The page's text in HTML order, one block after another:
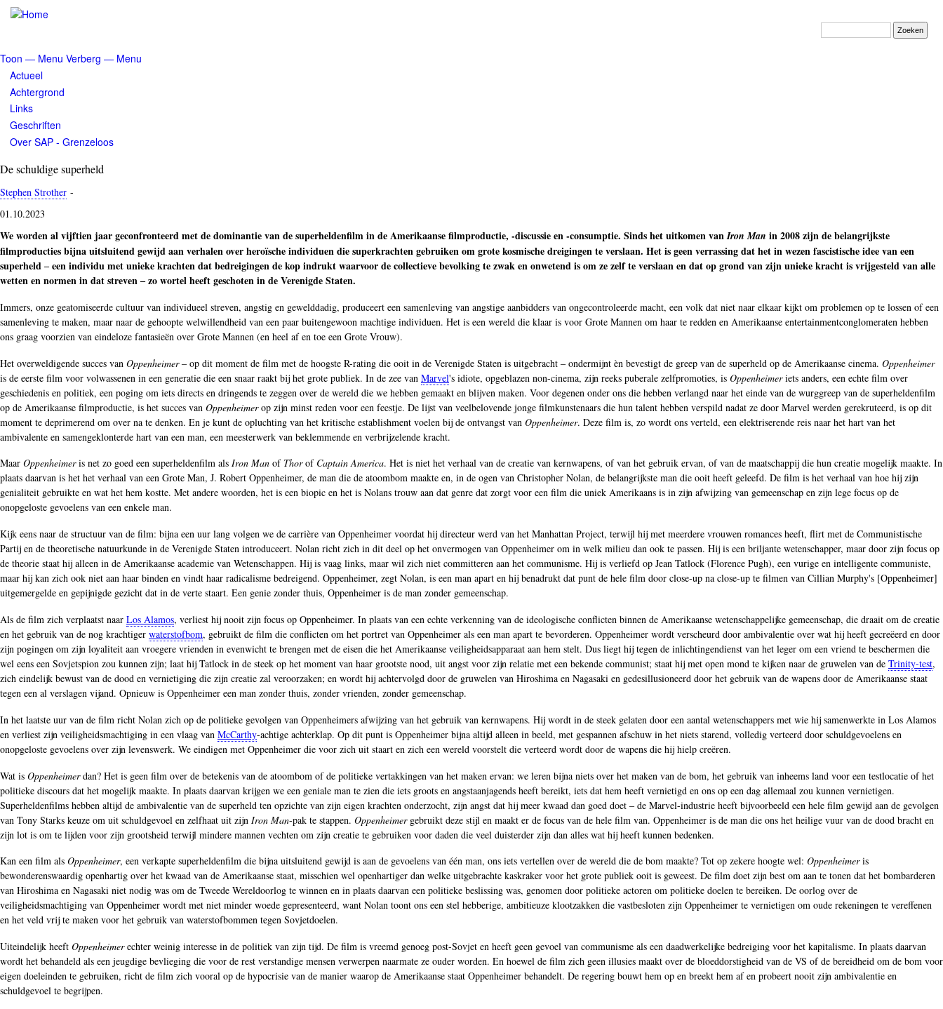
Overslaan
de
inhoud
gaan
Zoeken
Menu
Toon — Menu Verberg — Menu
Actueel
Achtergrond
Links
Geschriften
Over SAP - Grenzeloos
De schuldige superheld
Stephen Strother -
01.10.2023
We worden al vijftien jaar geconfronteerd met de dominantie van de superheldenfilm in de Amerikaanse filmproductie, -discussie en -consumptie. Sinds het uitkomen vanIron Man in 2008 zijn de belangrijkste
filmproducties bijna uitsluitend gewijd aan verhalen over heroïsche individuen die superkrachten gebruiken om grote kosmische dreigingen te verslaan. Het is geen verrassing dat het in wezen fascistische idee van een
superheld ‒ een individu met unieke krachten dat bedreigingen de kop indrukt waarvoor de collectieve bevolking te zwak en onwetend is om ze zelf te verslaan en dat op grond van zijn unieke kracht is vrijgesteld van alle
wetten en normen in dat streven ‒ zo wortel heeft geschoten in de Verenigde Staten.
Immers, onze geatomiseerde cultuur van individueel streven, angstig en gewelddadig, produceert een samenleving van angstige aanbidders van ongecontroleerde macht, een volk dat niet naar elkaar kijkt om problemen op te lossen of een
samenleving te maken, maar naar de gehoopte welwillendheid van een paar buitengewoon machtige individuen. Het is een wereld die klaar is voor Grote Mannen om haar te redden en Amerikaanse entertainmentconglomeraten hebben
ons graag voorzien van eindeloze fantasieën over Grote Mannen (en heel af en toe een Grote Vrouw).
Het overweldigende succes van Oppenheimer‒ op dit moment de film met de hoogste R-rating die ooit in de Verenigde Staten is uitgebracht ‒ ondermijnt èn bevestigt de greep van de superheld op de Amerikaanse cinema. Oppenheimer
is de eerste film voor volwassenen in een generatie die een snaar raakt bij het grote publiek. In de zee van Marvel's idiote, opgeblazen non-cinema, zijn reeks puberale zelfpromoties, is Oppenheimeriets anders, een echte film over
geschiedenis en politiek, een poging om iets directs en dringends te zeggen over de wereld die we hebben gemaakt en blijven maken. Voor degenen onder ons die hebben verlangd naar het einde van de wurggreep van de superheldenfilm
op de Amerikaanse filmproductie, is het succes van Oppenheimerop zijn minst reden voor een feestje. De lijst van veelbelovende jonge filmkunstenaars die hun talent hebben verspild nadat ze door Marvel werden gerekruteerd, is op dit
moment te deprimerend om over na te denken. En je kunt de opluchting van het kritische establishment voelen bij de ontvangst van Oppenheimer. Deze film is, zo wordt ons verteld, een elektriserende reis naar het hart van het
ambivalente en samengeklonterde hart van een man, een meesterwerk van beklemmende en verbrijzelende kracht.
Maar Oppenheimeris net zo goed een superheldenfilm als Iron Man ofThorof Captain America. Het is niet het verhaal van de creatie van kernwapens, of van het gebruik ervan, of van de maatschappij die hun creatie mogelijk maakte. In
plaats daarvan is het het verhaal van een Grote Man, J. Robert Oppenheimer, de man die de atoombom maakte en, in de ogen van Christopher Nolan, de belangrijkste man die ooit heeft geleefd. De film is het verhaal van hoe hij zijn
genialiteit gebruikte en wat het hem kostte. Met andere woorden, het is een biopic en het is Nolans trouw aan dat genre dat zorgt voor een film die uniek Amerikaans is in zijn afwijzing van gemeenschap en zijn lege focus op de
onopgeloste gevoelens van een enkele man.
Kijk eens naar de structuur van de film: bijna een uur lang volgen we de carrière van Oppenheimer voordat hij directeur werd van het Manhattan Project, terwijl hij met meerdere vrouwen romances heeft, flirt met de Communistische
Partij en de theoretische natuurkunde in de Verenigde Staten introduceert. Nolan richt zich in dit deel op het onvermogen van Oppenheimer om in welk milieu dan ook te passen. Hij is een briljante wetenschapper, maar door zijn focus op
de theorie staat hij alleen in de Amerikaanse academie van Wetenschappen. Hij is vaag links, maar wil zich niet committeren aan het communisme. Hij is verliefd op Jean Tatlock (Florence Pugh), een vurige en intelligente communiste,
maar hij kan zich ook niet aan haar binden en vindt haar radicalisme bedreigend. Oppenheimer, zegt Nolan, is een man apart en hij benadrukt dat punt de hele film door close-up na close-up te filmen van Cillian Murphy's [Oppenheimer]
uitgemergelde en gepijnigde gezicht dat in de verte staart. Een genie zonder thuis, Oppenheimer is de man zonder gemeenschap.
Als de film zich verplaatst naar Los Alamos, verliest hij nooit zijn focus op Oppenheimer. In plaats van een echte verkenning van de ideologische conflicten binnen de Amerikaanse wetenschappelijke gemeenschap, die draait om de creatie
en het gebruik van de nog krachtiger waterstofbom, gebruikt de film die conflicten om het portret van Oppenheimer als een man apart te bevorderen. Oppenheimer wordt verscheurd door ambivalentie over wat hij heeft gecreëerd en door
zijn pogingen om zijn loyaliteit aan vroegere vrienden in evenwicht te brengen met de eisen die het Amerikaanse veiligheidsapparaat aan hem stelt. Dus liegt hij tegen de inlichtingendienst van het leger om een vriend te beschermen die
wel eens een Sovjetspion zou kunnen zijn; laat hij Tatlock in de steek op het moment van haar grootste nood, uit angst voor zijn relatie met een bekende communist; staat hij met open mond te kijken naar de gruwelen van de Trinity-test,
zich eindelijk bewust van de dood en vernietiging die zijn creatie zal veroorzaken; en wordt hij achtervolgd door de gruwelen van Hiroshima en Nagasaki en gedesillusioneerd door het gebruik van de wapens door de Amerikaanse staat
tegen een al verslagen vijand. Opnieuw is Oppenheimer een man zonder thuis, zonder vrienden, zonder gemeenschap.
In het laatste uur van de film richt Nolan zich op de politieke gevolgen van Oppenheimers afwijzing van het gebruik van kernwapens. Hij wordt in de steek gelaten door een aantal wetenschappers met wie hij samenwerkte in Los Alamos
en verliest zijn veiligheidsmachtiging in een vlaag van McCarthy-achtige achterklap. Op dit punt is Oppenheimer bijna altijd alleen in beeld, met gespannen afschuw in het niets starend, volledig verteerd door schuldgevoelens en
onopgeloste gevoelens over zijn levenswerk. We eindigen met Oppenheimer die voor zich uit staart en zich een wereld voorstelt die verteerd wordt door de wapens die hij hielp creëren.
Wat is Oppenheimerdan? Het is geen film over de betekenis van de atoombom of de politieke vertakkingen van het maken ervan: we leren bijna niets over het maken van de bom, het gebruik van inheems land voor een testlocatie of het
politieke discours dat het mogelijk maakte. In plaats daarvan krijgen we een geniale man te zien die iets groots en angstaanjagends heeft bereikt, iets dat hem heeft vernietigd en ons op een dag allemaal zou kunnen vernietigen.
Superheldenfilms hebben altijd de ambivalentie van de superheld ten opzichte van zijn eigen krachten onderzocht, zijn angst dat hij meer kwaad dan goed doet ‒ de Marvel-industrie heeft bijvoorbeeld een hele film gewijd aan de gevolgen
van Tony Starks keuze om uit schuldgevoel en zelfhaat uit zijn Iron Man-pak te stappen. Oppenheimergebruikt deze stijl en maakt er de focus van de hele film van. Oppenheimer is de man die ons het heilige vuur van de dood bracht en
zijn lot is om te lijden voor zijn grootsheid terwijl mindere mannen vechten om zijn creatie te gebruiken voor daden die veel duisterder zijn dan alles wat hij heeft kunnen bedenken.
Kan een film als Oppenheimer, een verkapte superheldenfilm die bijna uitsluitend gewijd is aan de gevoelens van één man, ons iets vertellen over de wereld die de bom maakte? Tot op zekere hoogte wel: Oppenheimeris
bewonderenswaardig openhartig over het kwaad van de Amerikaanse staat, misschien wel openhartiger dan welke uitgebrachte kaskraker voor het grote publiek ooit is geweest. De film doet zijn best om aan te tonen dat het bombarderen
van Hiroshima en Nagasaki niet nodig was om de Tweede Wereldoorlog te winnen en in plaats daarvan een politieke beslissing was, genomen door politieke actoren om politieke doelen te bereiken. De oorlog over de
veiligheidsmachtiging van Oppenheimer wordt met niet minder woede gepresenteerd, want Nolan toont ons een stel hebberige, ambitieuze klootzakken die vastbesloten zijn Oppenheimer te vernietigen om oude rekeningen te vereffenen
en het veld vrij te maken voor het gebruik van waterstofbommen tegen Sovjetdoelen.
Uiteindelijk heeft Oppenheimerechter weinig interesse in de politiek van zijn tijd. De film is vreemd genoeg post-Sovjet en heeft geen gevoel van communisme als een daadwerkelijke bedreiging voor het kapitalisme. In plaats daarvan
wordt het behandeld als een jeugdige bevlieging die voor de rest verstandige mensen verwerpen naarmate ze ouder worden. En hoewel de film zich geen illusies maakt over de bloeddorstigheid van de VS of de bereidheid om de bom voor
eigen doeleinden te gebruiken, richt de film zich vooral op de hypocrisie van de manier waarop de Amerikaanse staat Oppenheimer behandelt. De regering bouwt hem op en breekt hem af en probeert nooit zijn ambivalentie en
schuldgevoel te begrijpen.